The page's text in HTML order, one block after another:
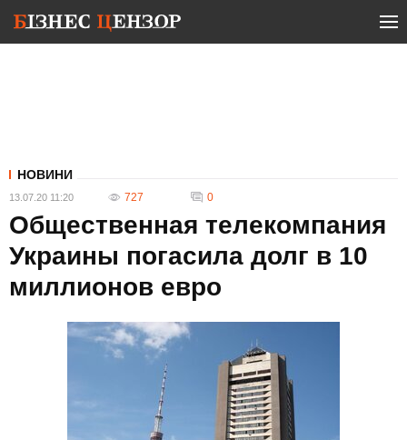
НОВИНИ
13.07.20 11:20 727 0
Общественная телекомпания
Украины погасила долг в 10
миллионов евро